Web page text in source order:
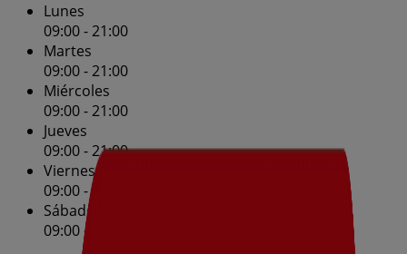
Lunes
09:00 - 21:00
Martes
09:00 - 21:00
Miércoles
09:00 - 21:00
Jueves
09:00 - 21:00
Viernes
09:00 - 21:00
Sábado
09:00 - 21:00